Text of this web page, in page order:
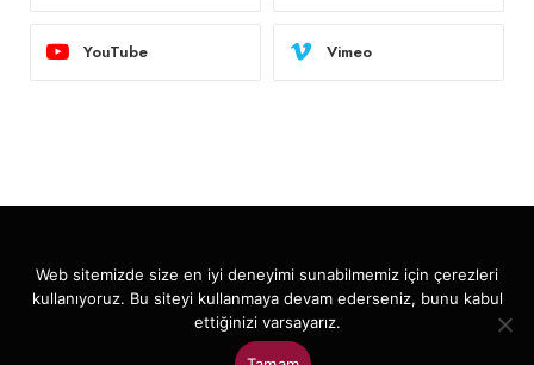
YouTube Vimeo
© 2026 Dekorehber . Tüm hakları saklıdır.
Dere Taşı Dolomit
Gizlilik Politikası
Kullanım Koşulları
Çerez Politikası
Web sitemizde size en iyi deneyimi sunabilmemiz için çerezleri
kullanıyoruz. Bu siteyi kullanmaya devam ederseniz, bunu kabul
ettiğinizi varsayarız.